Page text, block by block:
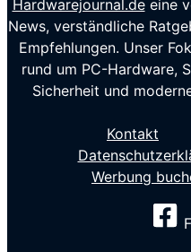
Hardwarejournal.deeine
News, verständliche
Empfehlungen. Unser
rund um PC-Hardware,
Sicherheit und
Kontakt
Werbung